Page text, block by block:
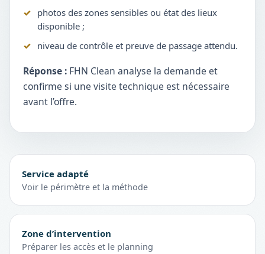
photos des zones sensibles ou état des lieux
disponible ;
niveau de contrôle et preuve de passage attendu.
Réponse : FHN Clean analyse la demande et
confirme si une visite technique est nécessaire
avant l’offre.
Service adapté
Voir le périmètre et la méthode
Zone d’intervention
Préparer les accès et le planning